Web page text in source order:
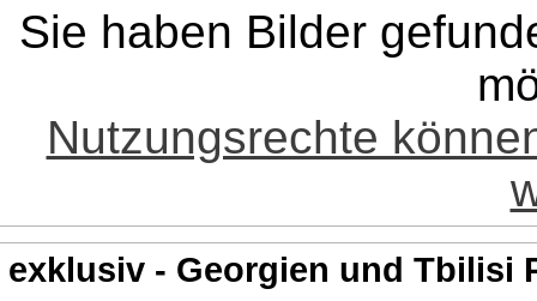
Sie haben Bilder
Nutzungsrechte
exklusiv - Georgien und Tbilisi